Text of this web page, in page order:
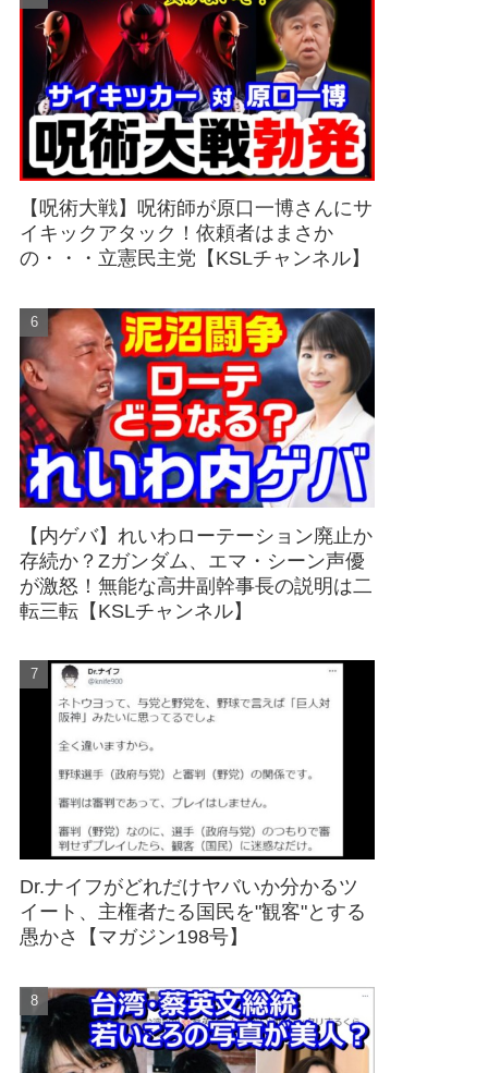
【呪術大戦】呪術師が原口一博さんにサ
イキックアタック！依頼者はまさか
の・・・立憲民主党【KSLチャンネル】
【内ゲバ】れいわローテーション廃止か
存続か？Zガンダム、エマ・シーン声優
が激怒！無能な高井副幹事長の説明は二
転三転【KSLチャンネル】
Dr.ナイフがどれだけヤバいか分かるツ
イート、主権者たる国民を"観客"とする
愚かさ【マガジン198号】